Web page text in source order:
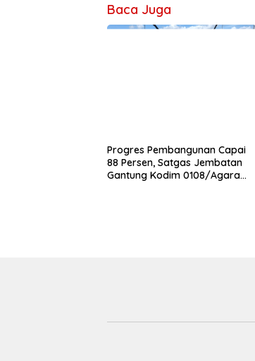
Baca Juga
Progres Pembangunan Capai
88 Persen, Satgas Jembatan
Gantung Kodim 0108/Agara